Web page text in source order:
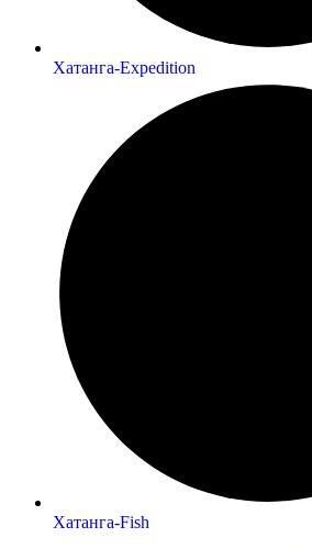
Хатанга-Expedition
Хатанга-Fish